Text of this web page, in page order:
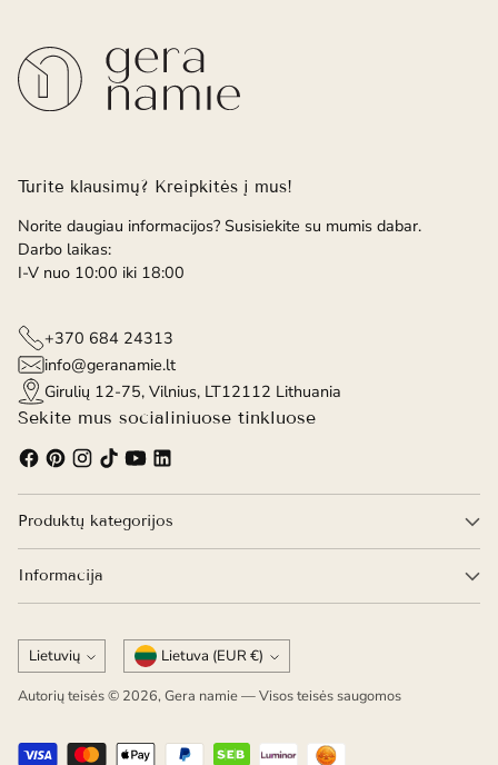
Turite klausimų? Kreipkitės į mus!
Norite daugiau informacijos? Susisiekite su mumis dabar.
Darbo laikas:
I-V nuo 10:00 iki 18:00
+370 684 24313
info@geranamie.lt
Girulių 12-75, Vilnius, LT12112 Lithuania
Sekite mus socialiniuose tinkluose
Produktų kategorijos
Informacija
Kalba
Lietuvių Valiuta
Lietuva (EUR €)
Autorių teisės © 2026, Gera namie— Visos teisės saugomos